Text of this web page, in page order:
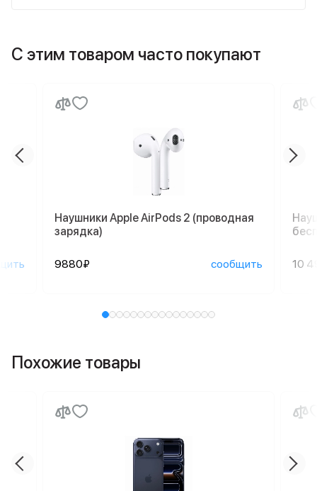
С этим товаром часто покупают
Наушники Apple AirPods 2 (проводная
зарядка)
9880₽ сообщить 10
Похожие товары